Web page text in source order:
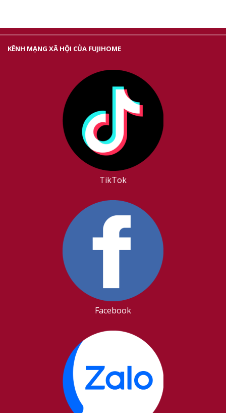
KÊNH MẠNG XÃ HỘI CỦA FUJIHOME
TikTok
Facebook